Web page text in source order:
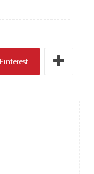
Pinterest